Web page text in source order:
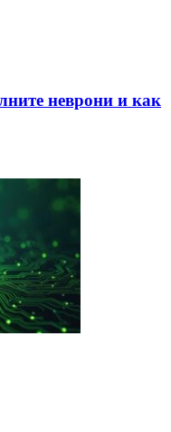
неврони и как